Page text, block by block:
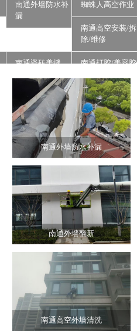
南通外墙防水补
漏
蜘蛛人高空作业
南通高空安装/拆
除/维修
南通瓷砖美缝 南通打胶/美容胶
南通外墙真石漆
施工
南通外墙防水补漏
南通外墙翻新
南通高空外墙清洗